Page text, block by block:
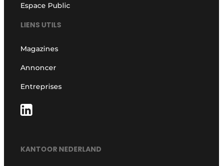
Espace Public
LIENS UTILS
Magazines
Annoncer
Entreprises
KANTOOR NEDERLAND